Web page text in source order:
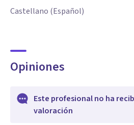
Castellano (Español)
Opiniones
Este profesional no ha
valoración